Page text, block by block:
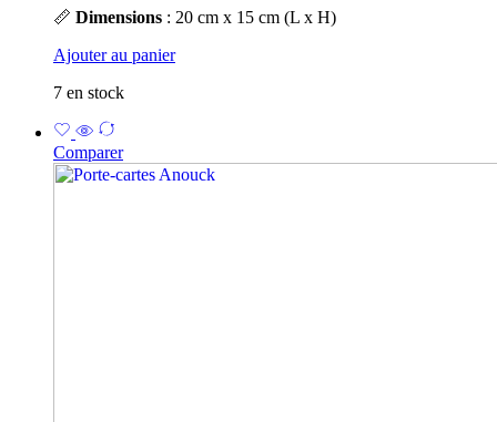
📏 Dimensions : 20 cm x 15 cm (L x H)
Ajouter au panier
7 en stock
Comparer